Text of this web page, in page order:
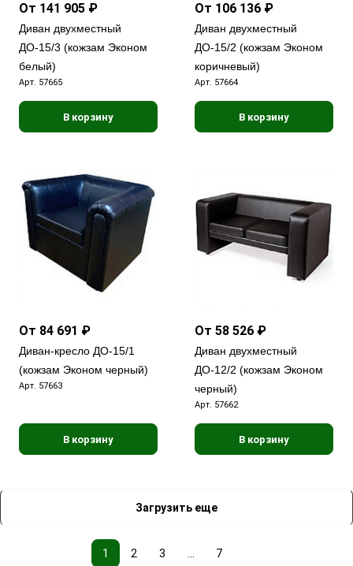
От 141 905 ₽
Диван двухместный
ДО-15/3 (кожзам Эконом
белый)
Арт. 57665
В корзину
От 106 136 ₽
Диван двухместный
ДО-15/2 (кожзам Эконом
коричневый)
Арт. 57664
В корзину
От 84 691 ₽
Диван-кресло ДО-15/1
(кожзам Эконом черный)
Арт. 57663
В корзину
От 58 526 ₽
Диван двухместный
ДО-12/2 (кожзам Эконом
черный)
Арт. 57662
В корзину
Загрузить еще
1 2 3 ... 7